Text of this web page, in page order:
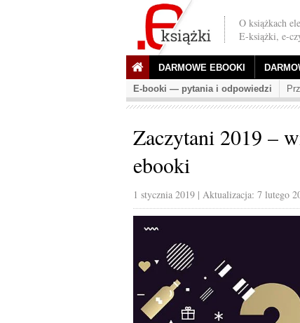
O książkach
E-książki, e-
DARMOWE EBOOKI
E-booki — pytania i odpowiedzi
Zaczytani 2019 –
ebooki
1 stycznia 2019| Aktualizacja: 7 lutego